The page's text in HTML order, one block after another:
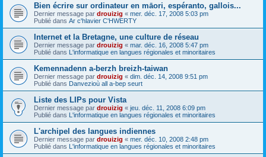
Bien écrire sur ordinateur en māori, espéranto, gallois...
Dernier message par drouizig « mer. déc. 17, 2008 5:03 pm
Publié dans Ar c'hlavier C'HWERTY
Internet et la Bretagne, une culture de réseau
Dernier message par drouizig « mar. déc. 16, 2008 5:47 pm
Publié dans L'informatique en langues régionales et minoritaires
Kemennadenn a-berzh breizh-taiwan
Dernier message par drouizig « dim. déc. 14, 2008 9:51 pm
Publié dans Danvezioù all a-bep seurt
Liste des LIPs pour Vista
Dernier message par drouizig « jeu. déc. 11, 2008 6:09 pm
Publié dans L'informatique en langues régionales et minoritaires
L'archipel des langues indiennes
Dernier message par drouizig « mer. déc. 10, 2008 2:48 pm
Publié dans L'informatique en langues régionales et minoritaires